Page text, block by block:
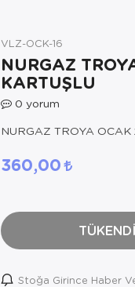
VLZ-OCK-16
NURGAZ
KARTUŞLU
0 yorum
NURGAZ TROYA
360,00
TÜKENDİ
Stoğa Girince Haber